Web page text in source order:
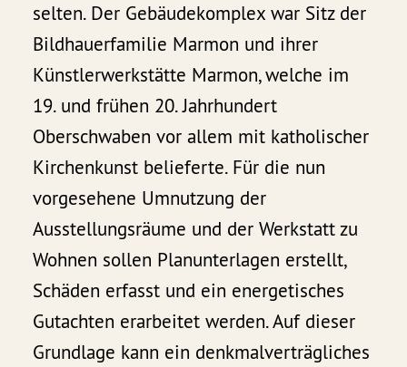
selten. Der Gebäudekomplex war Sitz der
Bildhauerfamilie Marmon und ihrer
Künstlerwerkstätte Marmon, welche im
19. und frühen 20. Jahrhundert
Oberschwaben vor allem mit katholischer
Kirchenkunst belieferte. Für die nun
vorgesehene Umnutzung der
Ausstellungsräume und der Werkstatt zu
Wohnen sollen Planunterlagen erstellt,
Schäden erfasst und ein energetisches
Gutachten erarbeitet werden. Auf dieser
Grundlage kann ein denkmalverträgliches